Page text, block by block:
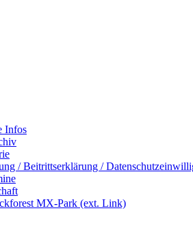
Infos
/ Beitrittserklärung /
MX-Park (ext. Link)